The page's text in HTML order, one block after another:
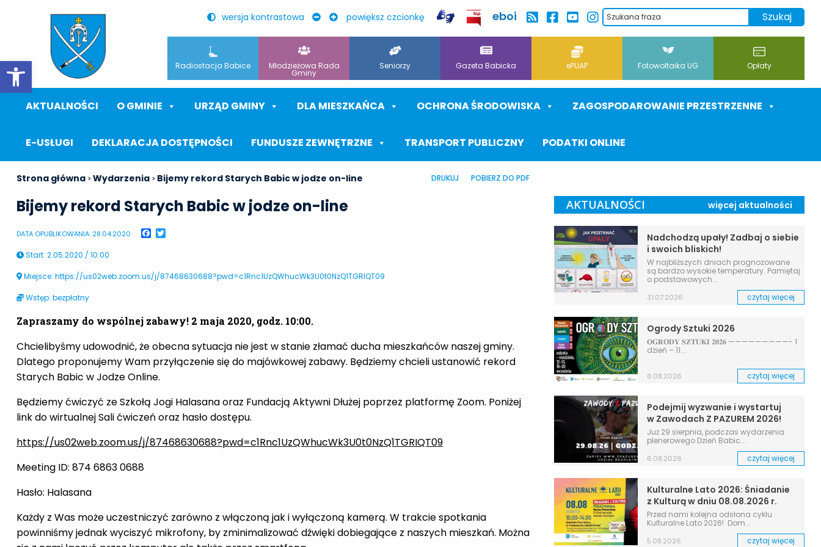
Otwórz pasek narzędzi
wersja kontrastowa powiększ czcionkę eboi
Radiostacja Babice Młodzieżowa Rada
Gminy
Seniorzy Gazeta Babicka ePUAP Fotowoltaika UG Opłaty
AKTUALNOŚCI O GMINIE URZĄD GMINY DLA MIESZKAŃCA OCHRONA ŚRODOWISKA ZAGOSPODAROWANIE PRZESTRZENNE
E-USŁUGI DEKLARACJA DOSTĘPNOŚCI FUNDUSZE ZEWNĘTRZNE TRANSPORT PUBLICZNY PODATKI ONLINE
Strona główna >Wydarzenia > Bijemy rekord Starych Babic w jodze on-line DRUKUJ POBIERZ DO PDF
Bijemy rekord Starych Babic w jodze on-line
DATA OPUBLIKOWANIA: 28.04.2020 Facebook
Start: 2.05.2020 / 10:00
Miejsce: https://us02web.zoom.us/j/87468630688?pwd=c1Rnc1UzQWhucWk3U0t0NzQ1TGRIQT09
Wstęp: bezpłatny
Zapraszamy do wspólnej zabawy! 2 maja 2020, godz. 10:00.
Chcielibyśmy udowodnić, że obecna sytuacja nie jest w stanie złamać ducha mieszkańców naszej gminy.
Dlatego proponujemy Wam przyłączenie się do majówkowej zabawy. Będziemy chcieli ustanowić rekord
Starych Babic w Jodze Online.
Będziemy ćwiczyć ze Szkołą Jogi Halasana oraz Fundacją Aktywni Dłużej poprzez platformę Zoom. Poniżej
link do wirtualnej Sali ćwiczeń oraz hasło dostępu.
https://us02web.zoom.us/j/87468630688?pwd=c1Rnc1UzQWhucWk3U0t0NzQ1TGRIQT09
Meeting ID: 874 6863 0688
Hasło: Halasana
Każdy z Was może uczestniczyć zarówno z włączoną jak i wyłączoną kamerą. W trakcie spotkania
powinniśmy jednak wyciszyć mikrofony, by zminimalizować dźwięki dobiegające z naszych mieszkań. Można
AKTUALNOŚCI więcej aktualności
Nadchodzą upały! Zadbaj o siebie
i swoich bliskich!
W najbliższych dniach prognozowane
są bardzo wysokie temperatury. Pamiętaj
o podstawowych...
31.07.2026 czytaj więcej
Ogrody Sztuki 2026
𝐎𝐆𝐑𝐎𝐃𝐘 𝐒𝐙𝐓𝐔𝐊𝐈 𝟐𝟎𝟐𝟔 —————————- 1
dzień – 11...
6.08.2026 czytaj więcej
Podejmij wyzwanie i wystartuj
w Zawodach Z PAZUREM 2026!
Już 29 sierpnia, podczas wydarzenia
plenerowego Dzień Babic...
6.08.2026 czytaj więcej
Kulturalne Lato 2026: Śniadanie
z Kulturą w dniu 08.08.2026 r.
Przed nami kolejna odsłona cyklu
Kulturalne Lato 2026! Dom...
5.08.2026 czytaj więcej